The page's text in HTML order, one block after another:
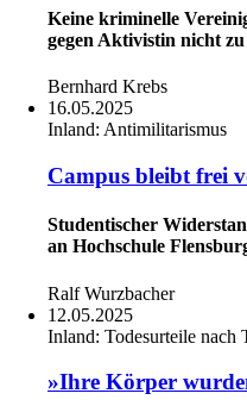
Keine kriminelle
gegen Aktivistin nicht zu
Bernhard Krebs
16.05.2025
Inland: Antimilitarismus
Campus bleibt frei
Studentischer
an Hochschule
Ralf Wurzbacher
12.05.2025
Inland: Todesurteile nach
»Ihre Körper